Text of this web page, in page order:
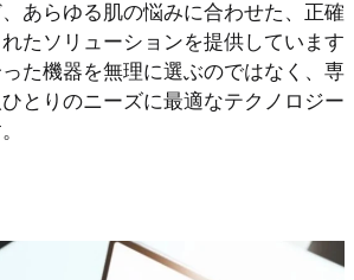
あらゆる肌の悩みに合わせた、正確
たソリューションを提供しています
た機器を無理に選ぶのではなく、専
とりのニーズに最適なテクノロジー